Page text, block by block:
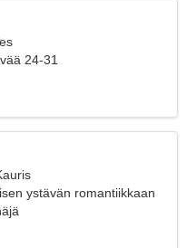
24-31
ystävän romantiikkaan